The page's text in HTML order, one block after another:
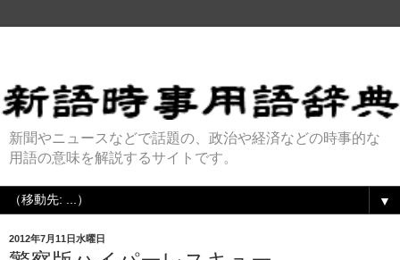
新聞やニュースなどで話題の、政治や経済などの時事的な
用語の意味を解説するサイトです。
▼
2012年7月11日水曜日